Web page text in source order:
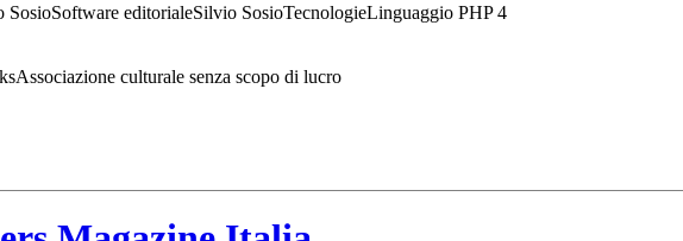
editorialeSilvio SosioTecnologieLinguaggio PHP 4
culturale senza scopo di lucro